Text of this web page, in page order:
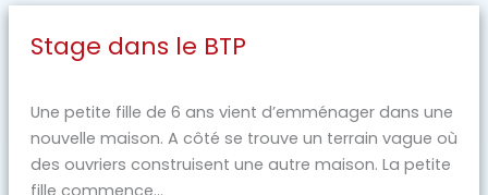
Stage dans le BTP
Une petite fille de 6 ans vient d’emménager dans une
nouvelle maison. A côté se trouve un terrain vague où
des ouvriers construisent une autre maison. La petite